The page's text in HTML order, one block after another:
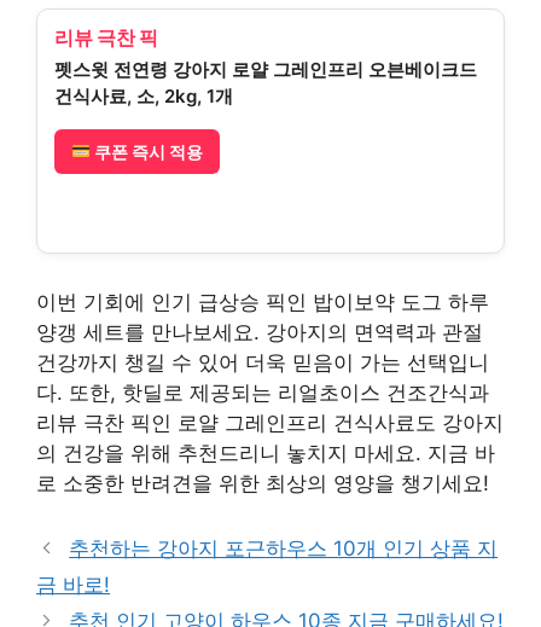
리뷰 극찬 픽
펫스윗 전연령 강아지 로얄 그레인프리 오븐베이크드
건식사료, 소, 2kg, 1개
쿠폰 즉시 적용
이번 기회에 인기 급상승 픽인 밥이보약 도그 하루
양갱 세트를 만나보세요. 강아지의 면역력과 관절
건강까지 챙길 수 있어 더욱 믿음이 가는 선택입니
다. 또한, 핫딜로 제공되는 리얼초이스 건조간식과
리뷰 극찬 픽인 로얄 그레인프리 건식사료도 강아지
의 건강을 위해 추천드리니 놓치지 마세요. 지금 바
로 소중한 반려견을 위한 최상의 영양을 챙기세요!
추천하는 강아지 포근하우스 10개 인기 상품 지
금 바로!
추천 인기 고양이 하우스 10종 지금 구매하세요!